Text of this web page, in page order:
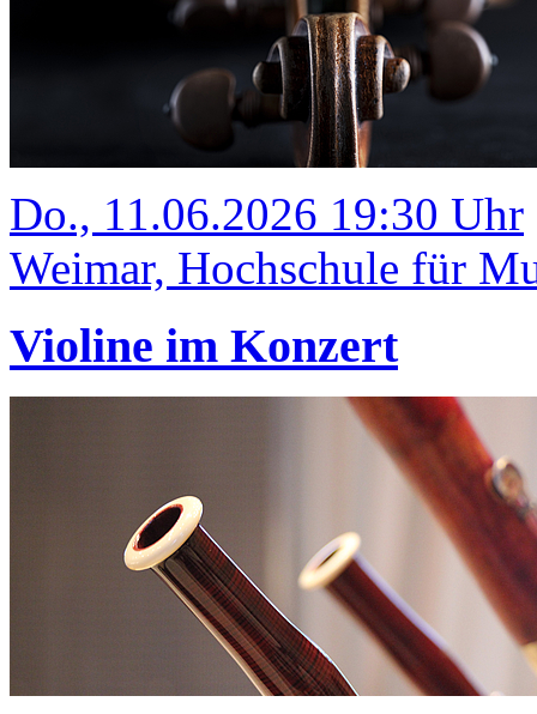
Do., 11.06.2026 19:30 Uhr
Weimar, Hochschule für
Violine im Konzert